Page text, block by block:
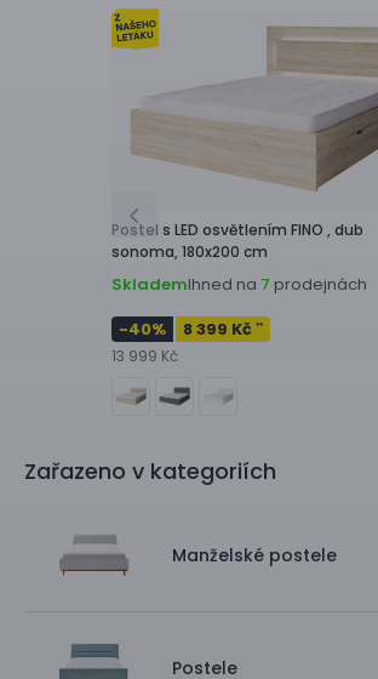
Postel s LED osvětlením FINO , dub
sonoma, 180x200 cm
SklademIhned na 7 prodejnách
-40% 8 399 Kč **
13 999 Kč
Zařazeno v kategoriích
Manželské postele
Postele